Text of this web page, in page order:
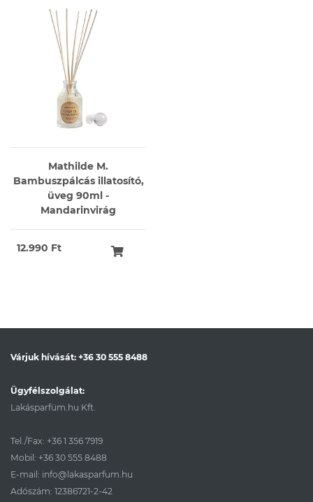
Mathilde M.
Bambuszpálcás illatosító,
üveg 90ml -
Mandarinvirág
12.990 Ft
Várjuk hívását: +36 30 555 8488
Ügyfélszolgálat:
Lakásparfüm.hu Kft.
Tel./Fax: +36 1 356 7919
Mobil: +36 30 555 8488
E-mail: info@lakasparfum.hu
Adószám: 12386721-2-42